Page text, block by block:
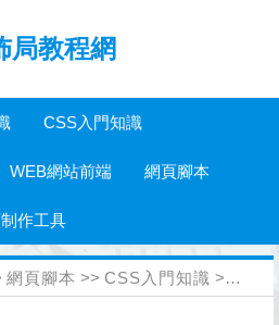
局教程網
CSS入門知識
WEB網站前端 網頁腳本
作工具
網頁腳本 >> CSS入門知識 >>